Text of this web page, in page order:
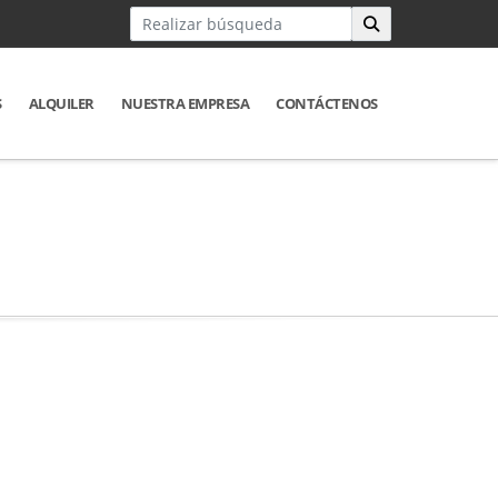
ALQUILER NUESTRA EMPRESA CONTÁCTENOS